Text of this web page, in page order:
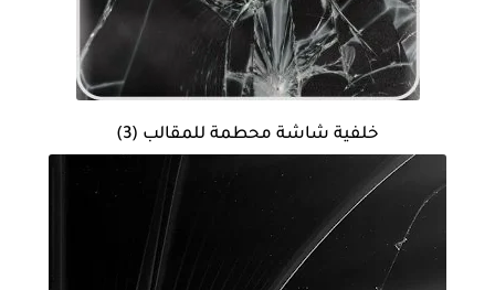
خلفية شاشة محطمة للمقالب (3)